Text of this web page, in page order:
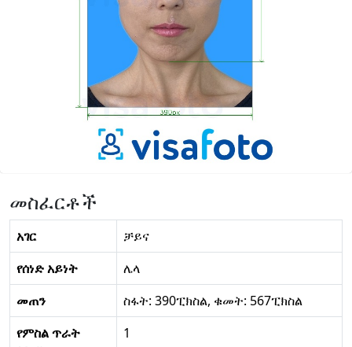
መስፈርቶች
አገር
ቻይና
የሰነድ አይነት
ሌላ
መጠን
ስፋት: 390ፒክስል, ቁመት: 567ፒክስል
የምስል ጥራት
1